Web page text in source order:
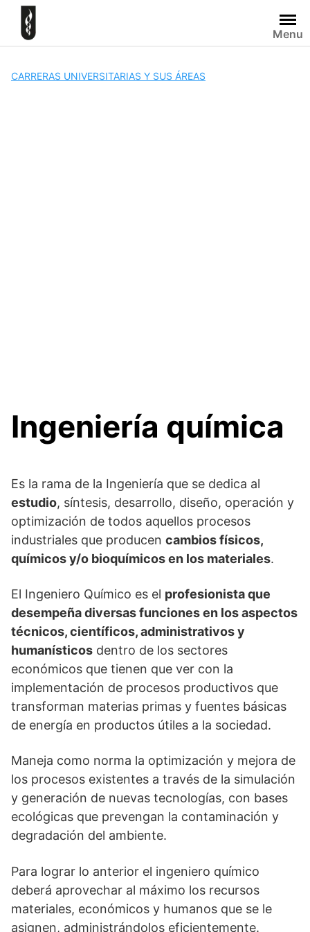
Skip
content
Menu
CARRERAS UNIVERSITARIAS Y SUS ÁREAS
Ingeniería química
Es la rama de la Ingeniería que se dedica al
estudio, síntesis, desarrollo, diseño, operación y
optimización de todos aquellos procesos
industriales que producen cambios físicos,
químicos y/o bioquímicos en los materiales.
El Ingeniero Químico es el profesionista que
desempeña diversas funciones en los aspectos
técnicos, científicos, administrativos y
humanísticos dentro de los sectores
económicos que tienen que ver con la
implementación de procesos productivos que
transforman materias primas y fuentes básicas
de energía en productos útiles a la sociedad.
Maneja como norma la optimización y mejora de
los procesos existentes a través de la simulación
y generación de nuevas tecnologías, con bases
ecológicas que prevengan la contaminación y
degradación del ambiente.
Para lograr lo anterior el ingeniero químico
deberá aprovechar al máximo los recursos
materiales, económicos y humanos que se le
asignen, administrándolos eficientemente.